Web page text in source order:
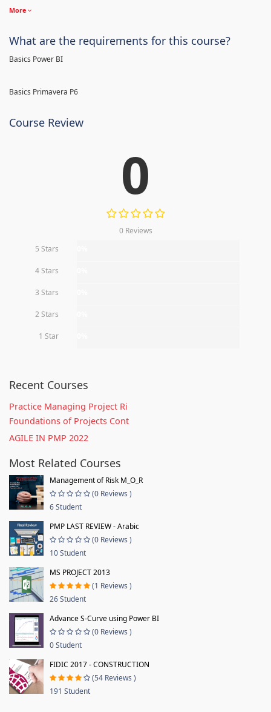
More
What are the requirements for this course?
Basics Power BI
Basics Primavera P6
Course Review
0
0 Reviews
5 Stars
4 Stars
3 Stars
2 Stars
1 Star
Recent Courses
Practice Managing Project Ri
Foundations of Projects Cont
AGILE IN PMP 2022
Most Related Courses
Management of Risk M_O_R
(0 Reviews )
6 Student
PMP LAST REVIEW - Arabic
(0 Reviews )
10 Student
MS PROJECT 2013
(1 Reviews )
26 Student
Advance S-Curve using Power BI
(0 Reviews )
0 Student
FIDIC 2017 - CONSTRUCTION
(54 Reviews )
191 Student